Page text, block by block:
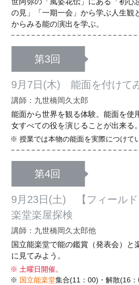
の見」「一期一会」から学ぶ人生観
からみる能の演出を学ぶ。
第3回
9月7日(木) 能面を付けて
講師：九世橋岡久太郎
能面から世界を観る体験。能面を使
女すべての役を演じることが出来る。
授業では本物の能面を実際につけて
第4回
9月23日(土) 【フィールド
楽堂楽屋探検
講師：九世橋岡久太郎他
国立能楽堂で能の鑑賞（発表会）と
に見てみよう。
土曜日開催。
国立能楽堂集合(11：00)・解散(16：